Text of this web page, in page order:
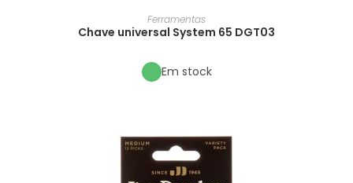
Ferramentas
Chave universal System 65 DGT03
Em stock